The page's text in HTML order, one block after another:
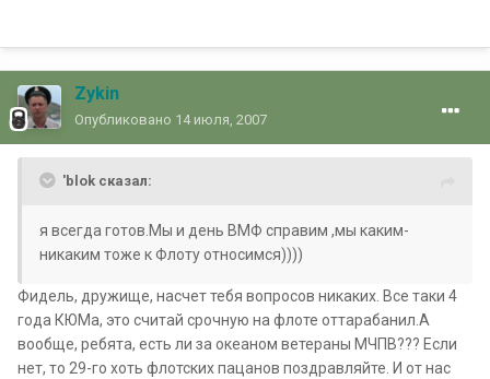
Zykin
Опубликовано 14 июля, 2007
'blok сказал:
я всегда готов.Мы и день ВМФ справим ,мы каким-
никаким тоже к Флоту относимся))))
Фидель, дружище, насчет тебя вопросов никаких. Все таки 4
года КЮМа, это считай срочную на флоте оттарабанил.А
вообще, ребята, есть ли за океаном ветераны МЧПВ??? Если
нет, то 29-го хоть флотских пацанов поздравляйте. И от нас